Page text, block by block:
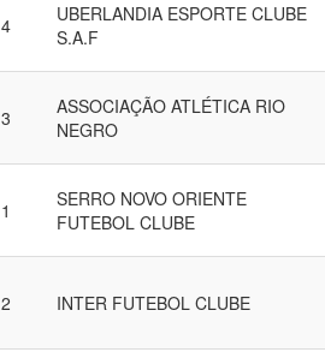
UBERLANDIA ESPORTE CLUBE
S.A.F
ASSOCIAÇÃO ATLÉTICA RIO
NEGRO
SERRO NOVO ORIENTE
FUTEBOL CLUBE
INTER FUTEBOL CLUBE